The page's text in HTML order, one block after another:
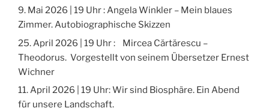
9. Mai 2026 | 19 Uhr : Angela Winkler – Mein blaues
Zimmer. Autobiographische Skizzen
25. April 2026 | 19 Uhr : Mircea Cărtărescu –
Theodorus. Vorgestellt von seinem Übersetzer Ernest
Wichner
11. April 2026 | 19 Uhr: Wir sind Biosphäre. Ein Abend
für unsere Landschaft.